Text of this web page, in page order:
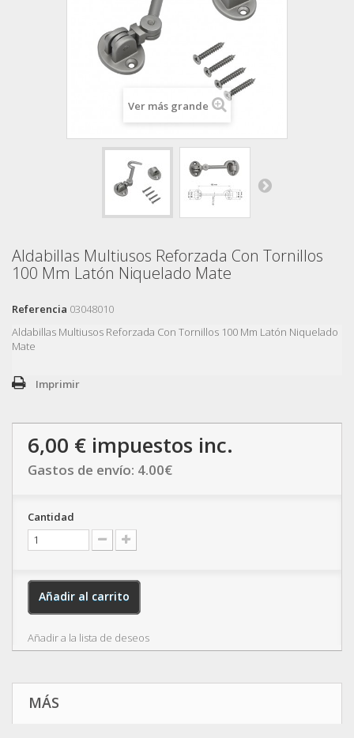
Ver más grande
Aldabillas Multiusos Reforzada Con Tornillos
100 Mm Latón Niquelado Mate
Referencia 03048010
Aldabillas Multiusos Reforzada Con Tornillos 100 Mm Latón Niquelado
Mate
Imprimir
6,00 € impuestos inc.
Gastos de envío: 4.00€
Cantidad
Añadir al carrito
Añadir a la lista de deseos
MÁS